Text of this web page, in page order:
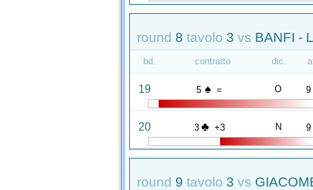
round 8 tavolo 3 vs BANFI -
bd. contratto dic.
19 5 ♠ = O 9
20 3 ♣ +3 N 9
round 9 tavolo 3 vs